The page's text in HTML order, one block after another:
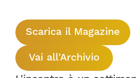
Scarica il Magazine
Vai all'Archivio